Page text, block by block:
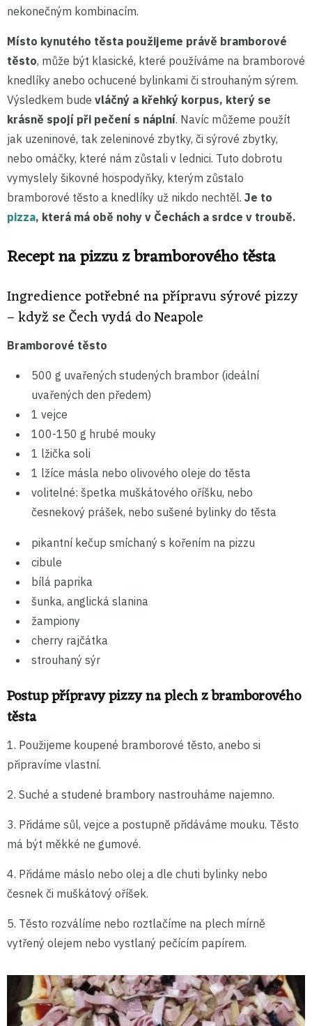
nekonečným kombinacím.
Místo kynutého těsta použijeme právě bramborové
těsto, může být klasické, které používáme na bramborové
knedlíky anebo ochucené bylinkami či strouhaným sýrem.
Výsledkem bude vláčný a křehký korpus, který se
krásně spojí při pečení s náplní. Navíc můžeme použít
jak uzeninové, tak zeleninové zbytky, či sýrové zbytky,
nebo omáčky, které nám zůstali v lednici. Tuto dobrotu
vymyslely šikovné hospodyňky, kterým zůstalo
bramborové těsto a knedlíky už nikdo nechtěl. Je to
pizza, která má obě nohy v Čechách a srdce v troubě.
Recept na pizzu z bramborového těsta
Ingredience potřebné na přípravu sýrové pizzy
– když se Čech vydá do Neapole
Bramborové těsto
500 g uvařených studených brambor (ideální
uvařených den předem)
1 vejce
100-150 g hrubé mouky
1 lžička soli
1 lžíce másla nebo olivového oleje do těsta
volitelné: špetka muškátového oříšku, nebo
česnekový prášek, nebo sušené bylinky do těsta
pikantní kečup smíchaný s kořením na pizzu
cibule
bílá paprika
šunka, anglická slanina
žampiony
cherry rajčátka
strouhaný sýr
Postup přípravy pizzy na plech z bramborového
těsta
1. Použijeme koupené bramborové těsto, anebo si
připravíme vlastní.
2. Suché a studené brambory nastrouháme najemno.
3. Přidáme sůl, vejce a postupně přidáváme mouku. Těsto
má být měkké ne gumové.
4. Přidáme máslo nebo olej a dle chuti bylinky nebo
česnek či muškátový oříšek.
5. Těsto rozválíme nebo roztlačíme na plech mírně
vytřený olejem nebo vystlaný pečícím papírem.